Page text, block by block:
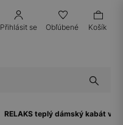
Přihlásit se Obľúbené Košík
RELAKS teplý dámský kabát v